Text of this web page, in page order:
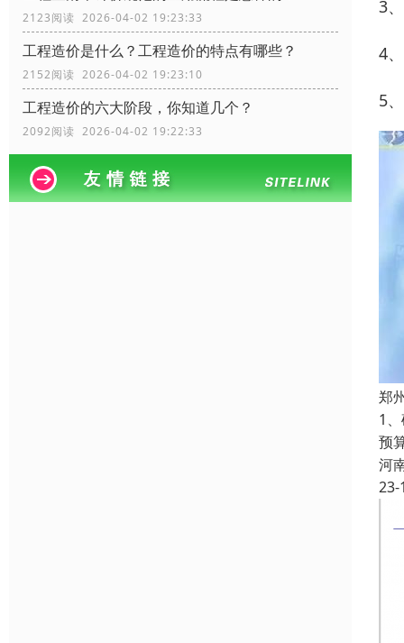
2123阅读 2026-04-02 19:23:33
工程造价是什么？工程造价的特点有哪些？
2152阅读 2026-04-02 19:23:10
工程造价的六大阶段，你知道几个？
2092阅读 2026-04-02 19:22:33
3
4
5
郑
1
预
河
23-